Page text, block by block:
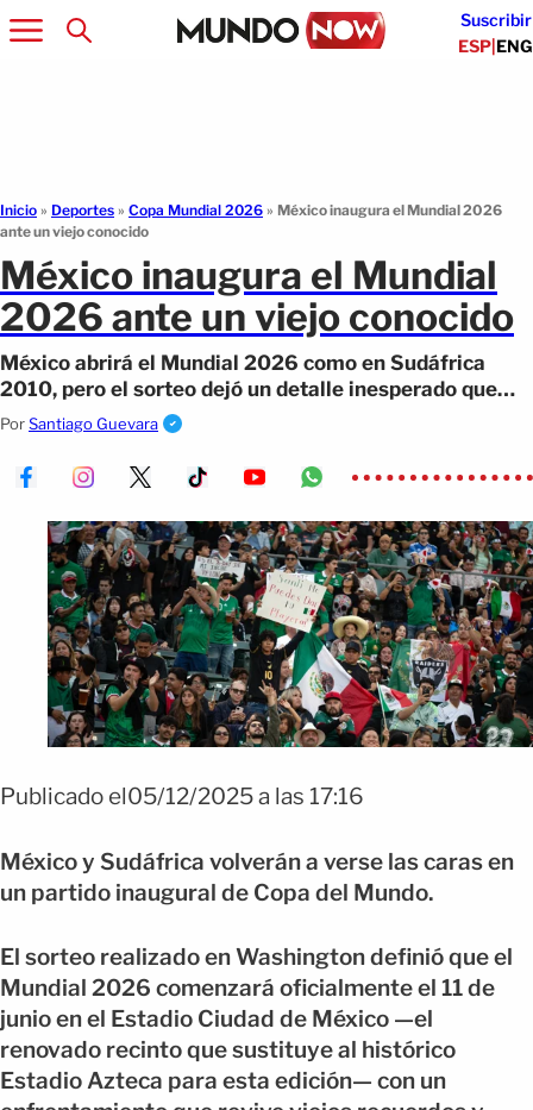
Suscribir
ESP|ENG
Inicio » Deportes » Copa Mundial 2026 » México inaugura el Mundial 2026
ante un viejo conocido
México inaugura el Mundial
2026 ante un viejo conocido
México abrirá el Mundial 2026 como en Sudáfrica
2010, pero el sorteo dejó un detalle inesperado que
podría cambiar la narrativa del debut.
PorSantiago Guevara
Publicado el05/12/2025 a las 17:16
México y Sudáfrica volverán a verse las caras en
un partido inaugural de Copa del Mundo.
El sorteo realizado en Washington definió que el
Mundial 2026 comenzará oficialmente el 11 de
junio en el Estadio Ciudad de México —el
renovado recinto que sustituye al histórico
Estadio Azteca para esta edición— con un